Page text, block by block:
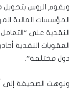
ويقوم الروس
المؤسسات المالية
النقدية على
العقوبات النقدية
دول مختلفة”.
ونوهت الصحيفة إلى